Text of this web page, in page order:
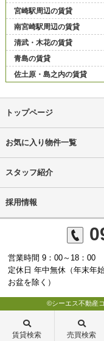
宮崎駅周辺の賃貸
南宮崎駅周辺の賃貸
清武・木花の賃貸
青島の賃貸
佐土原・島之内の賃貸
トップページ
お気に入り物件一覧
スタッフ紹介
採用情報
営業時間 9：00～18：00
定休日 年中無休（年末年
お盆を除く）
©シーエス不動産
賃貸検索 売買検索